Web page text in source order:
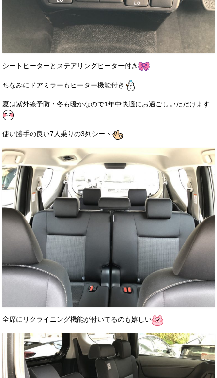
シートヒーターとステアリングヒーター付き
ちなみにドアミラーもヒーター機能付き
夏は紫外線予防・冬も暖かなので1年中快適にお過ごしいただけます
使い勝手の良い7人乗りの3列シート
全席にリクライニング機能が付いてるのも嬉しい